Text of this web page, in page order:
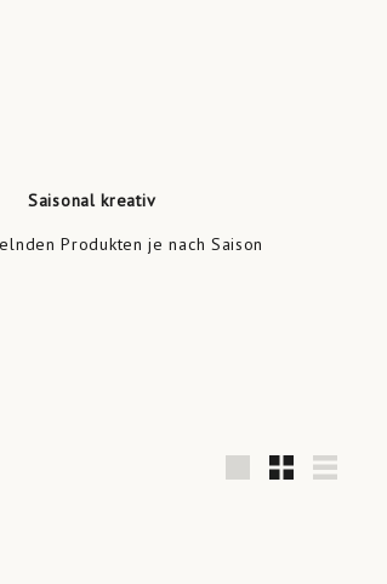
Saisonal kreativ
Produkten je nach Saison